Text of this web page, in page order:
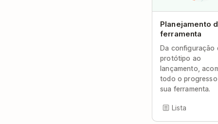
Planejamento
ferramenta
Da configuração
protótipo ao
lançamento,
todo o
sua ferramenta.
Lista